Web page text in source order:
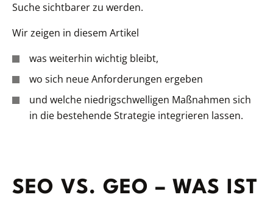
Suche sichtbarer zu werden.
Wir zeigen in diesem Artikel
was weiterhin wichtig bleibt,
wo sich neue Anforderungen ergeben
und welche niedrigschwelligen Maßnahmen sich
in die bestehende Strategie integrieren lassen.
SEO VS. GEO – WAS IST